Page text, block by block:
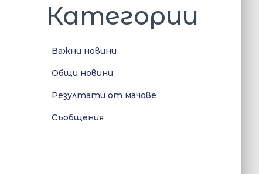
Категории
Важни новини
Общи новини
Резултати от мачове
Съобщения